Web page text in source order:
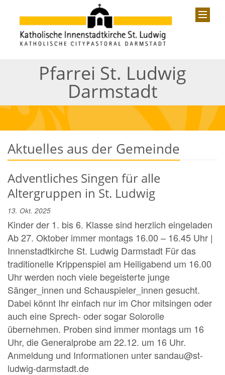
Pfarrei St. Ludwig
Darmstadt
Aktuelles aus der Gemeinde
Adventliches Singen für alle
Altergruppen in St. Ludwig
13. Okt. 2025
Kinder der 1. bis 6. Klasse sind herzlich eingeladen
Ab 27. Oktober immer montags 16.00 – 16.45 Uhr |
Innenstadtkirche St. Ludwig Darmstadt Für das
traditionelle Krippenspiel am Heiligabend um 16.00
Uhr werden noch viele begeisterte junge
Sänger_innen und Schauspieler_innen gesucht.
Dabei könnt Ihr einfach nur im Chor mitsingen oder
auch eine Sprech- oder sogar Solorolle
übernehmen. Proben sind immer montags um 16
Uhr, die Generalprobe am 22.12. um 16 Uhr.
Anmeldung und Informationen unter sandau@st-
ludwig-darmstadt.de